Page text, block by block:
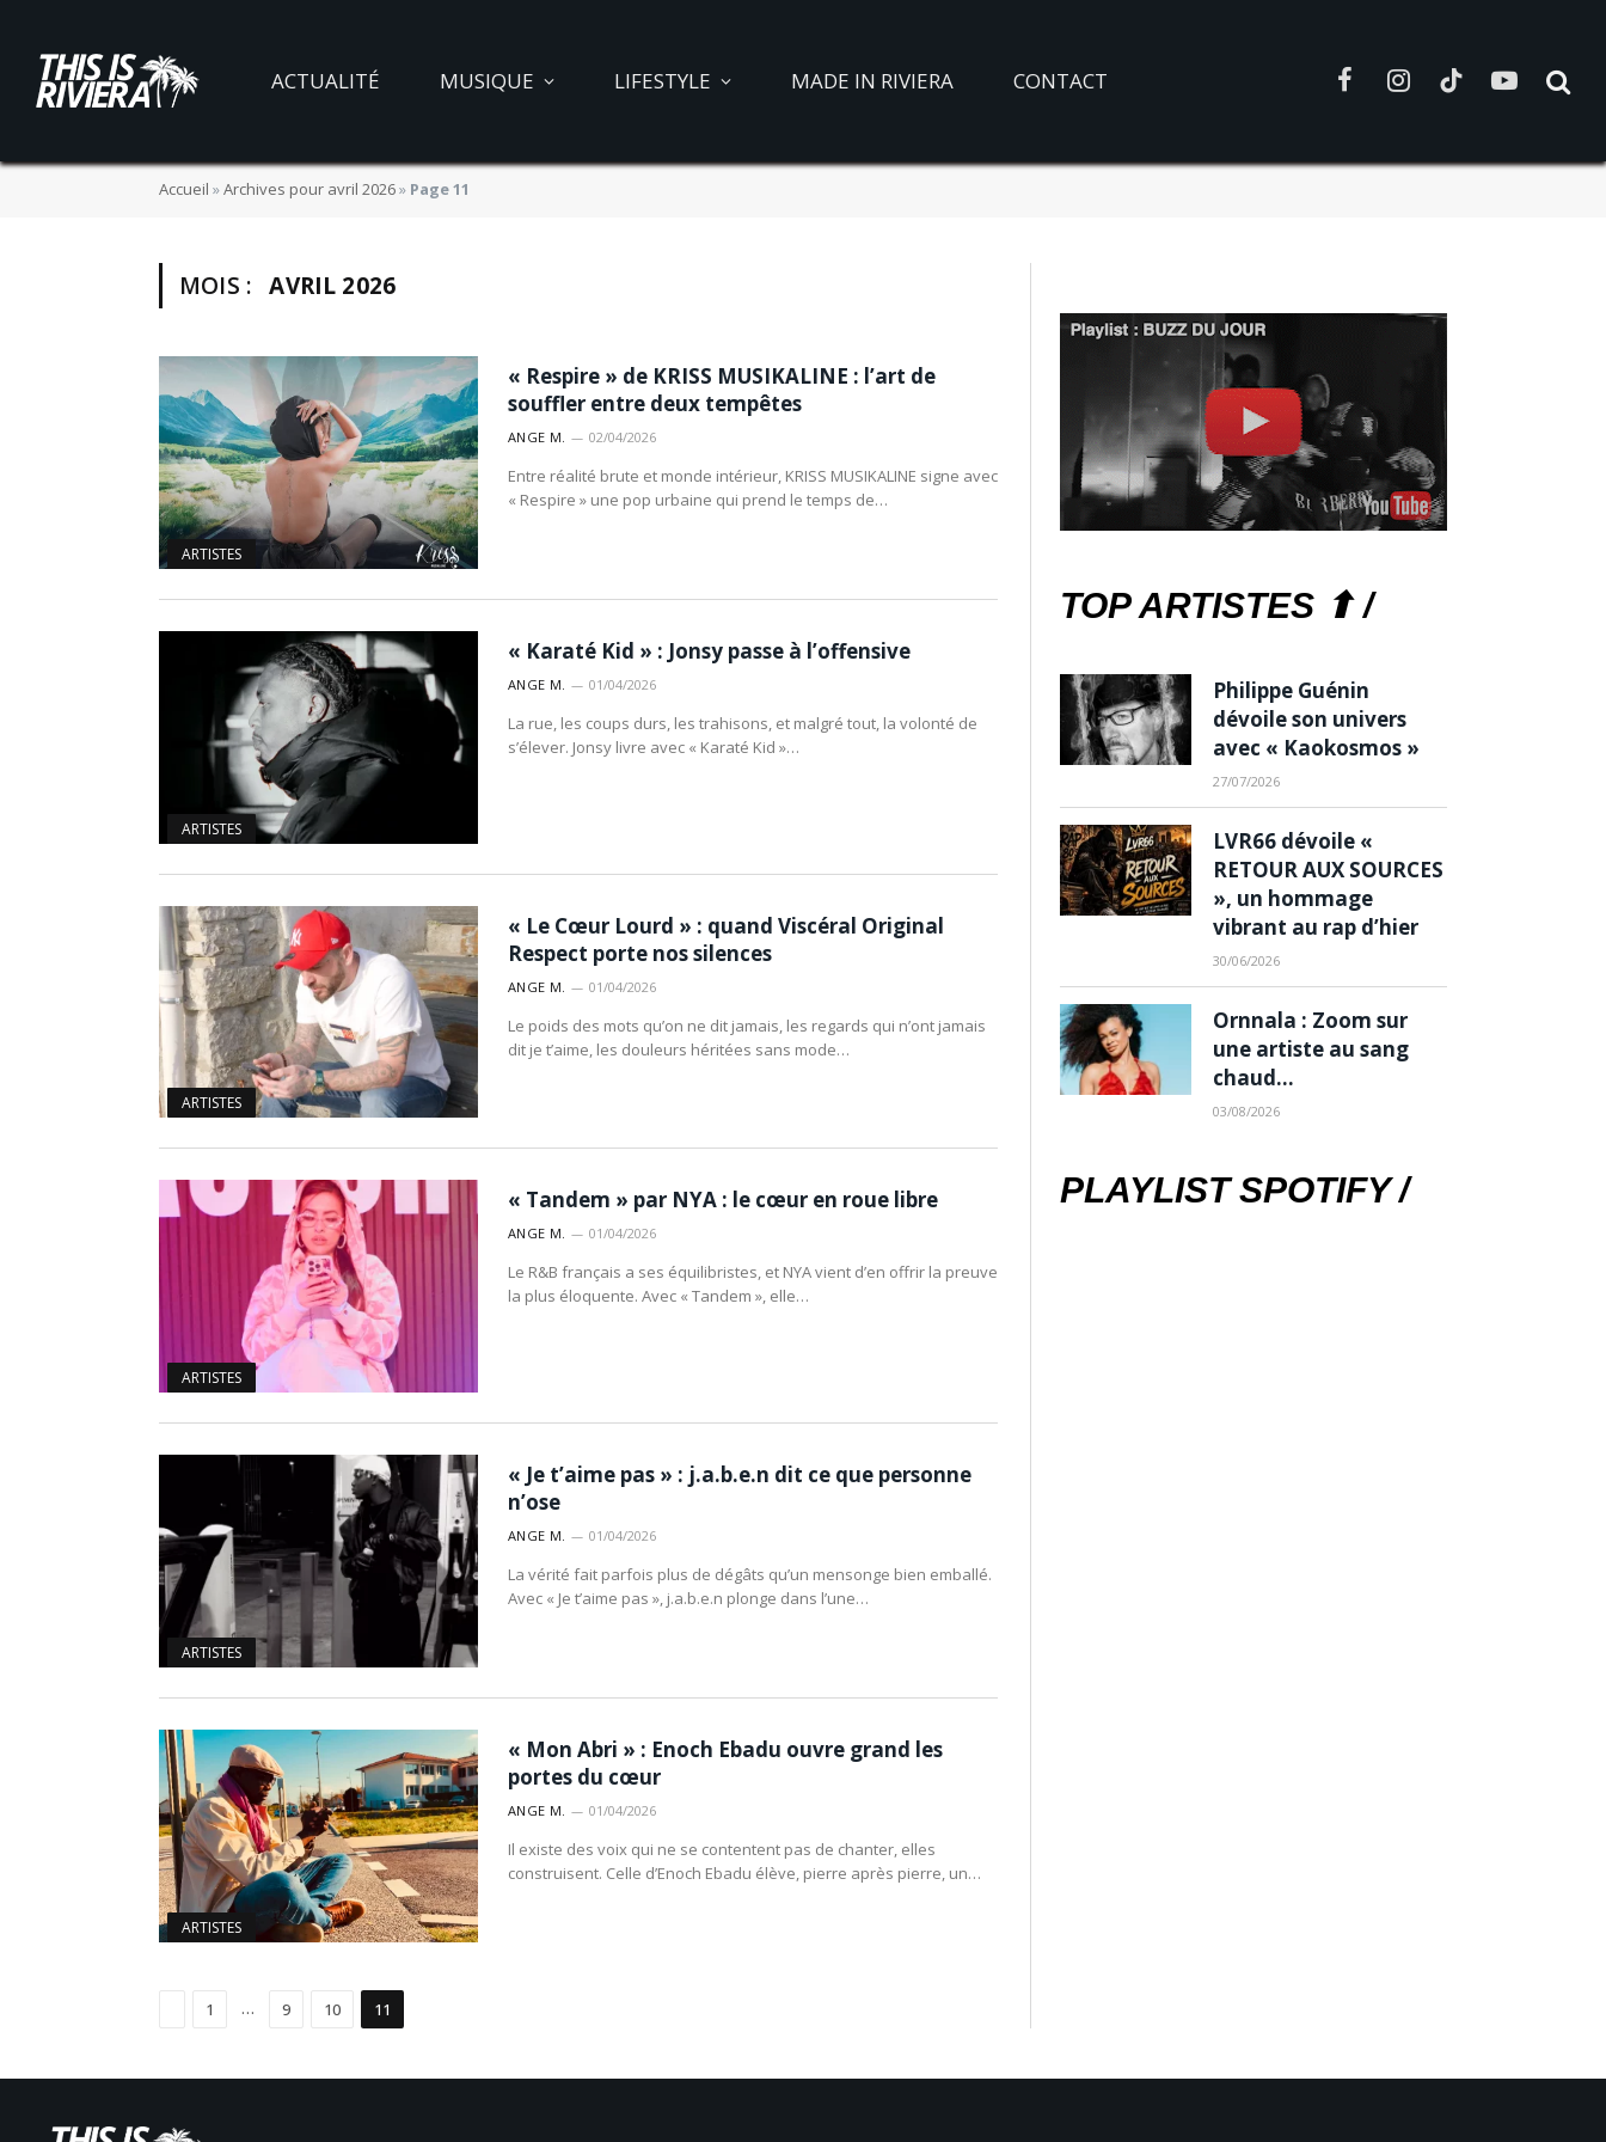
ACTUALITÉ MUSIQUE LIFESTYLE MADE IN RIVIERA CONTACT FacebookInstagramTikTokYouTube
Accueil »Archives pour avril 2026» Page 11
MOIS : AVRIL 2026
ARTISTES
« Respire » de KRISS MUSIKALINE : l’art de
souffler entre deux tempêtes
ANGE M. 02/04/2026
Entre réalité brute et monde intérieur, KRISS MUSIKALINE signe avec
« Respire » une pop urbaine qui prend le temps de…
ARTISTES
« Karaté Kid » : Jonsy passe à l’offensive
ANGE M. 01/04/2026
La rue, les coups durs, les trahisons, et malgré tout, la volonté de
s’élever. Jonsy livre avec « Karaté Kid »…
ARTISTES
« Le Cœur Lourd » : quand Viscéral Original
Respect porte nos silences
ANGE M. 01/04/2026
Le poids des mots qu’on ne dit jamais, les regards qui n’ont jamais
dit je t’aime, les douleurs héritées sans mode…
ARTISTES
« Tandem » par NYA : le cœur en roue libre
ANGE M. 01/04/2026
Le R&B français a ses équilibristes, et NYA vient d’en offrir la preuve
la plus éloquente. Avec « Tandem », elle…
ARTISTES
« Je t’aime pas » : j.a.b.e.n dit ce que personne
n’ose
ANGE M. 01/04/2026
La vérité fait parfois plus de dégâts qu’un mensonge bien emballé.
Avec « Je t’aime pas », j.a.b.e.n plonge dans l’une…
ARTISTES
« Mon Abri » : Enoch Ebadu ouvre grand les
portes du cœur
ANGE M. 01/04/2026
Il existe des voix qui ne se contentent pas de chanter, elles
construisent. Celle d’Enoch Ebadu élève, pierre après pierre, un…
Précédent
1 … 9 10 11
TOP ARTISTES ⬆ /
Philippe Guénin
dévoile son univers
avec « Kaokosmos »
27/07/2026
LVR66 dévoile «
RETOUR AUX SOURCES
», un hommage
vibrant au rap d’hier
30/06/2026
Ornnala : Zoom sur
une artiste au sang
chaud…
03/08/2026
PLAYLIST SPOTIFY /